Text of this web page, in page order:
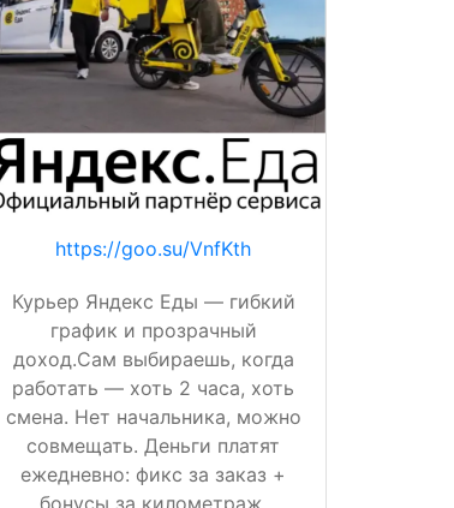
https://goo.su/VnfKth
Курьер Яндекс Еды — гибкий
график и прозрачный
доход.Сам выбираешь, когда
работать — хоть 2 часа, хоть
смена. Нет начальника, можно
совмещать. Деньги платят
ежедневно: фикс за заказ +